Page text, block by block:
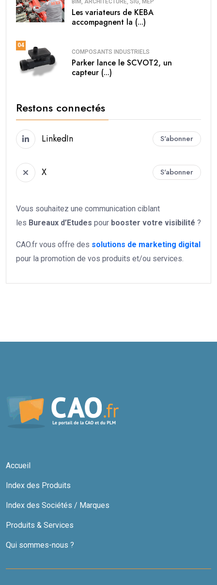
BIM, ARCHITECTURE, SIG, MEP
Les variateurs de KEBA
accompagnent la (...)
04
COMPOSANTS INDUSTRIELS
Parker lance le SCVOT2, un
capteur (...)
Restons connectés
LinkedIn S'abonner
X S'abonner
Vous souhaitez une communication ciblant
les Bureaux d’Etudes pour booster votre visibilité ?
CAO.fr vous offre des solutions de marketing digital
pour la promotion de vos produits et/ou services.
Accueil
Index des Produits
Index des Sociétés / Marques
Produits & Services
Qui sommes-nous ?